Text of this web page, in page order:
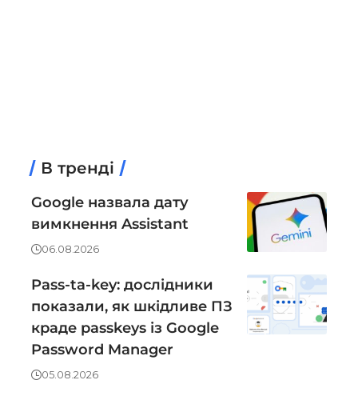
В тренді
Google назвала дату
вимкнення Assistant
06.08.2026
Pass-ta-key: дослідники
показали, як шкідливе ПЗ
краде passkeys із Google
Password Manager
05.08.2026